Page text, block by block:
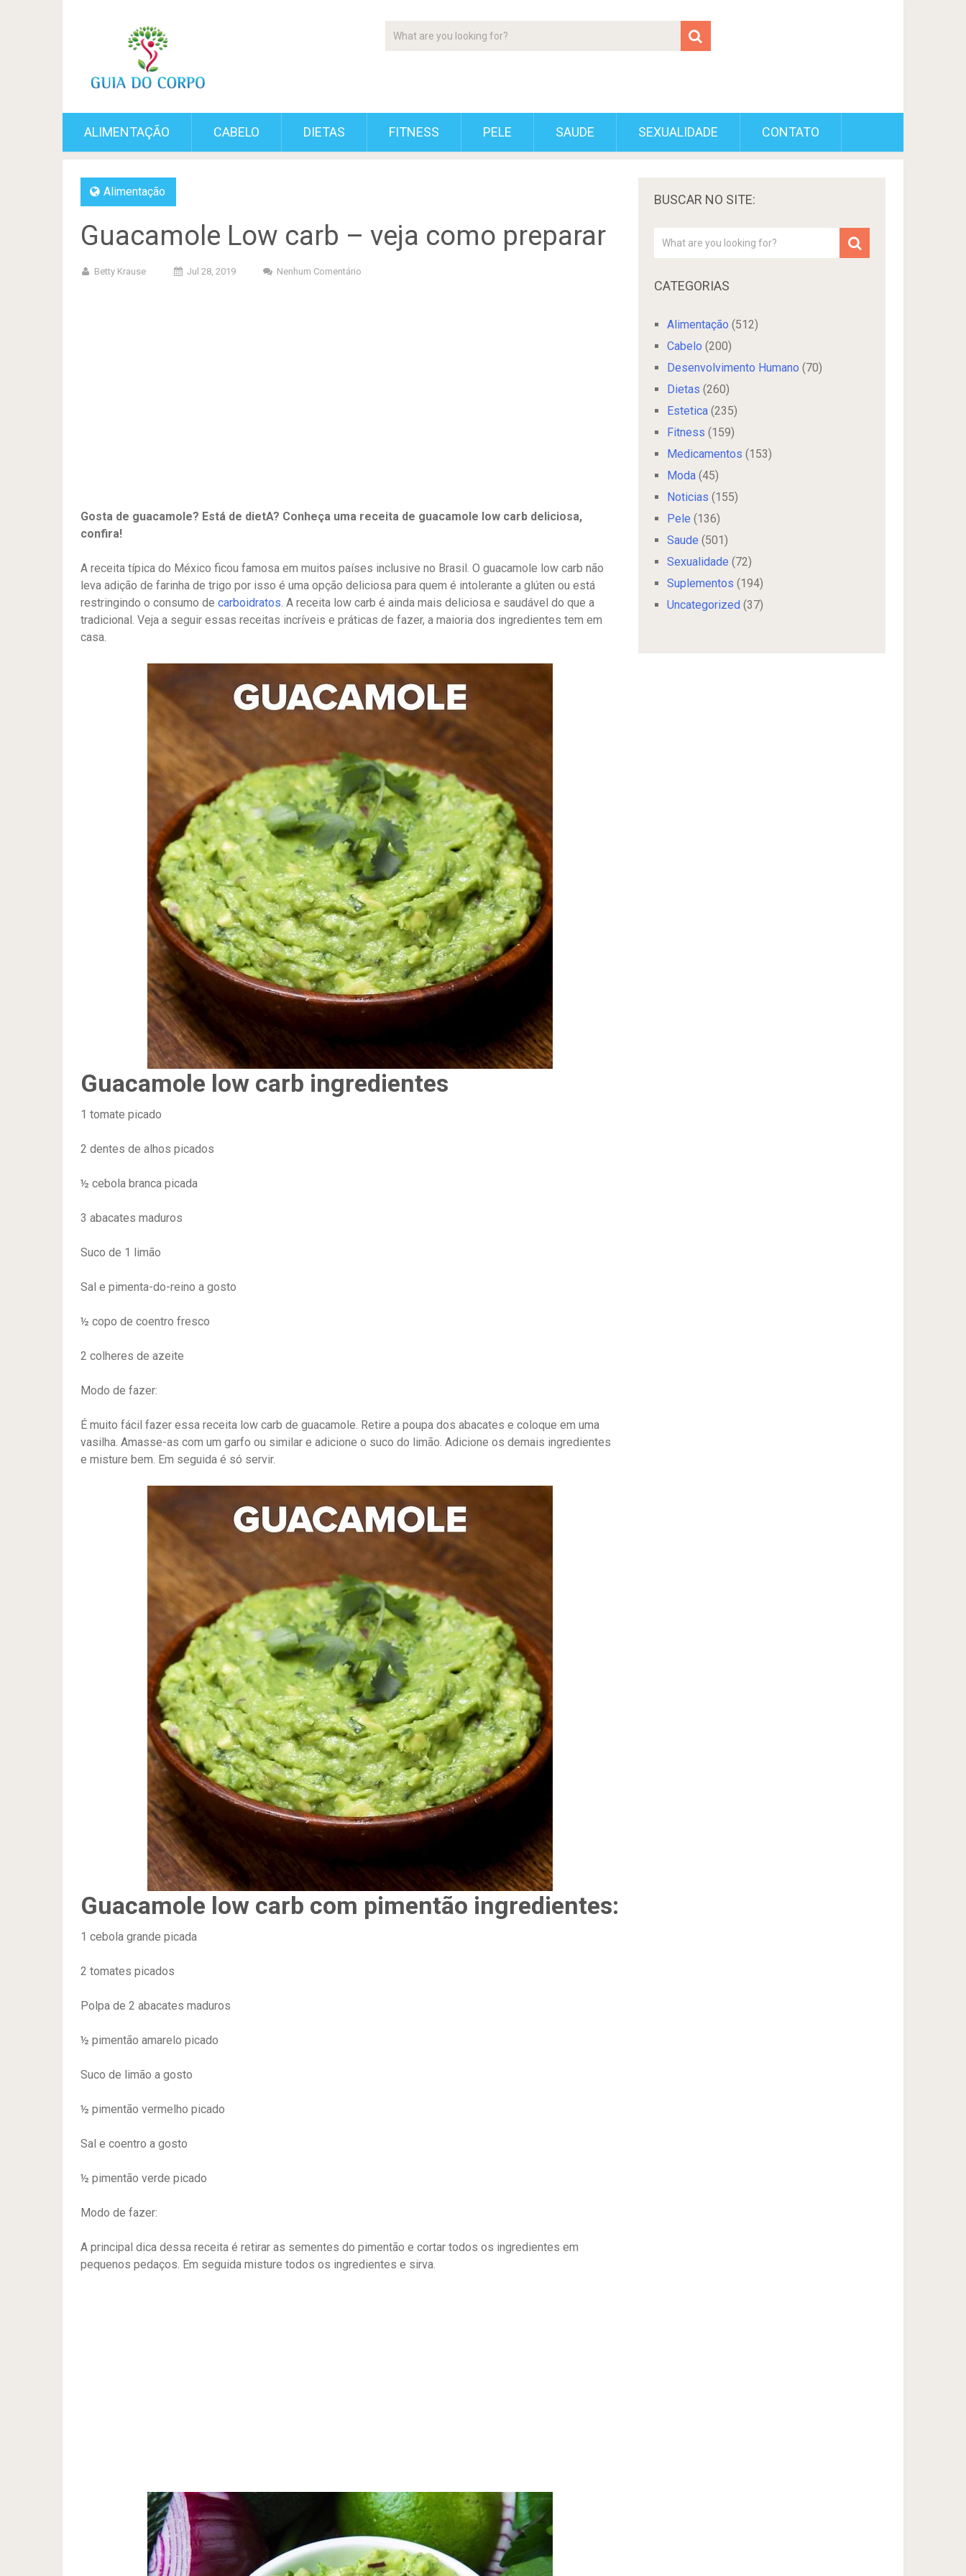
ALIMENTAÇÃO CABELO DIETAS FITNESS PELE SAUDE SEXUALIDADE CONTATO
Alimentação
Guacamole Low carb – veja como preparar
Betty Krause Jul 28, 2019 Nenhum Comentário
Gosta de guacamole? Está de dietA? Conheça uma receita de guacamole low carb deliciosa,
confira!
A receita típica do México ficou famosa em muitos países inclusive no Brasil. O guacamole low carb não
leva adição de farinha de trigo por isso é uma opção deliciosa para quem é intolerante a glúten ou está
restringindo o consumo de carboidratos. A receita low carb é ainda mais deliciosa e saudável do que a
tradicional. Veja a seguir essas receitas incríveis e práticas de fazer, a maioria dos ingredientes tem em
casa.
Guacamole low carb ingredientes
1 tomate picado
2 dentes de alhos picados
½ cebola branca picada
3 abacates maduros
Suco de 1 limão
Sal e pimenta-do-reino a gosto
½ copo de coentro fresco
2 colheres de azeite
Modo de fazer:
É muito fácil fazer essa receita low carb de guacamole. Retire a poupa dos abacates e coloque em uma
vasilha. Amasse-as com um garfo ou similar e adicione o suco do limão. Adicione os demais ingredientes
e misture bem. Em seguida é só servir.
Guacamole low carb com pimentão ingredientes:
1 cebola grande picada
2 tomates picados
Polpa de 2 abacates maduros
½ pimentão amarelo picado
Suco de limão a gosto
½ pimentão vermelho picado
Sal e coentro a gosto
½ pimentão verde picado
Modo de fazer:
A principal dica dessa receita é retirar as sementes do pimentão e cortar todos os ingredientes em
pequenos pedaços. Em seguida misture todos os ingredientes e sirva.
BUSCAR NO SITE:
CATEGORIAS
Alimentação (512)
Cabelo (200)
Desenvolvimento Humano (70)
Dietas (260)
Estetica (235)
Fitness (159)
Medicamentos (153)
Moda (45)
Noticias (155)
Pele (136)
Saude (501)
Sexualidade (72)
Suplementos (194)
Uncategorized (37)